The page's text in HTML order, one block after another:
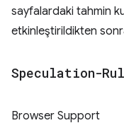
sayfalardaki tahmin
etkinleştirildikten
Speculation-
Browser Support